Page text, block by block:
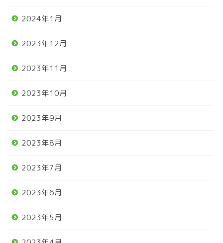
2024年1月
2023年12月
2023年11月
2023年10月
2023年9月
2023年8月
2023年7月
2023年6月
2023年5月